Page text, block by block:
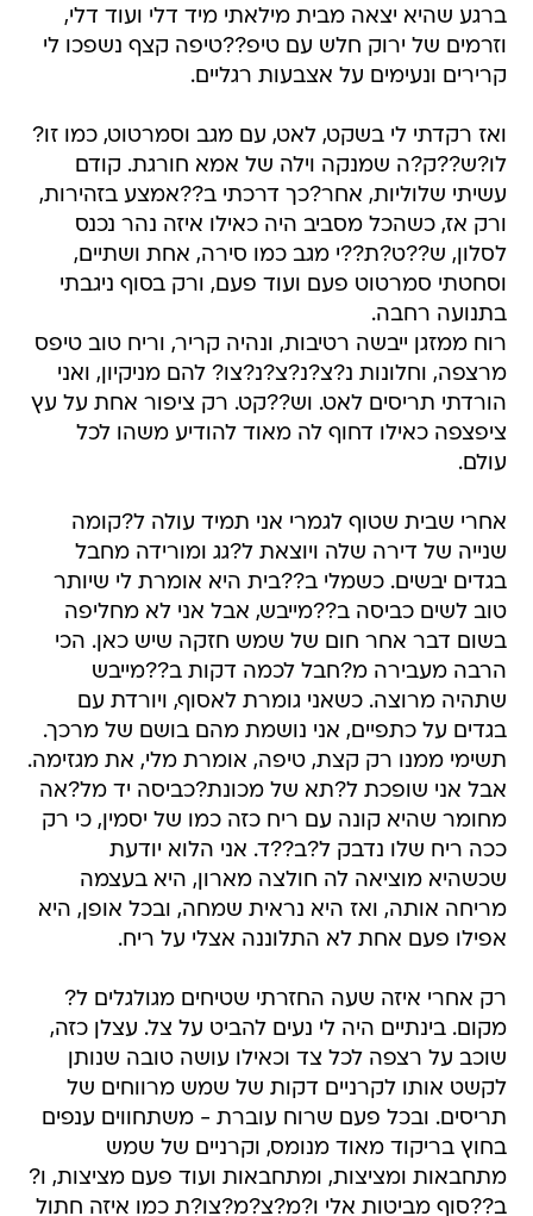
ברגע שהיא יצאה מבית מילאתי מיד דלי ועוד דלי,
וזרמים של ירוק חלש עם טיפ??טיפה קצף נשפכו לי
קרירים ונעימים על אצבעות רגליים.
ואז רקדתי לי בשקט, לאט, עם מגב וסמרטוט, כמו זו?
לו?ש??ק?ה שמנקה וילה של אמא חורגת. קודם
עשיתי שלוליות, אחר?כך דרכתי ב??אמצע בזהירות,
ורק אז, כשהכל מסביב היה כאילו איזה נהר נכנס
לסלון, ש??ט?ת??י מגב כמו סירה, אחת ושתיים,
וסחטתי סמרטוט פעם ועוד פעם, ורק בסוף ניגבתי
בתנועה רחבה.
רוח ממזגן ייבשה רטיבות, ונהיה קריר, וריח טוב טיפס
מרצפה, וחלונות נ?צ?נ?צ?נ?צו? להם מניקיון, ואני
הורדתי תריסים לאט. וש??קט. רק ציפור אחת על עץ
ציפצפה כאילו דחוף לה מאוד להודיע משהו לכל
עולם.
אחרי שבית שטוף לגמרי אני תמיד עולה ל?קומה
שנייה של דירה שלה ויוצאת ל?גג ומורידה מחבל
בגדים יבשים. כשמלי ב??בית היא אומרת לי שיותר
טוב לשים כביסה ב??מייבש, אבל אני לא מחליפה
בשום דבר אחר חום של שמש חזקה שיש כאן. הכי
הרבה מעבירה מ?חבל לכמה דקות ב??מייבש 
שתהיה מרוצה. כשאני גומרת לאסוף, ויורדת עם
בגדים על כתפיים, אני נושמת מהם בושם של מרכך.
תשימי ממנו רק קצת, טיפה, אומרת מלי, את מגזימה.
אבל אני שופכת ל?תא של מכונת?כביסה יד מל?אה
מחומר שהיא קונה עם ריח כזה כמו של יסמין, כי רק
ככה ריח שלו נדבק ל?ב??ד. אני הלוא יודעת
שכשהיא מוציאה לה חולצה מארון, היא בעצמה
מריחה אותה, ואז היא נראית שמחה, ובכל אופן, היא
אפילו פעם אחת לא התלוננה אצלי על ריח.
רק אחרי איזה שעה החזרתי שטיחים מגולגלים ל?
מקום. בינתיים היה לי נעים להביט על צל. עצלן כזה,
שוכב על רצפה לכל צד וכאילו עושה טובה שנותן
לקשט אותו לקרניים דקות של שמש מרווחים של
תריסים. ובכל פעם שרוח עוברת - משתחווים ענפים
בחוץ בריקוד מאוד מנומס, וקרניים של שמש
מתחבאות ומציצות, ומתחבאות ועוד פעם מציצות, ו?
ב??סוף מביטות אלי ו?מ?צ?מ?צו?ת כמו איזה חתול